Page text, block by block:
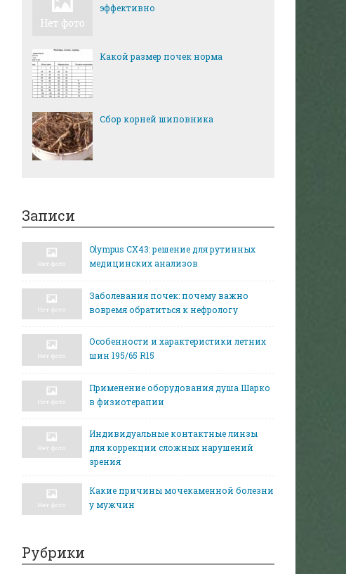
эффективно
Какой размер почек норма
Сбор корней шиповника
Записи
Olympus CX43: решение для рутинных
медицинских анализов
Заболевания почек: почему важно
вовремя обратиться к нефрологу
Особенности и характеристики летних
шин 195/65 R15
Применение оборудования душа Шарко
в физиотерапии
Индивидуальные контактные линзы
для коррекции сложных нарушений
зрения
Какие причины мочекаменной болезни
у мужчин
Рубрики